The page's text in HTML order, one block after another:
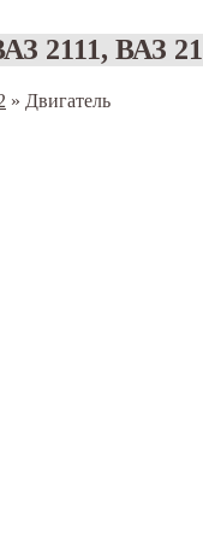
2111, ВАЗ
» Двигатель